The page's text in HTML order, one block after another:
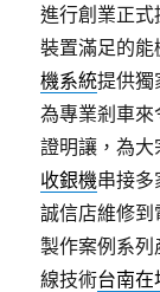
進行創業正
裝置滿足的能
機系統提供獨
為專業剎車來
證明讓，為
收銀機串接多
誠信店維修
製作案例系
線技術台南